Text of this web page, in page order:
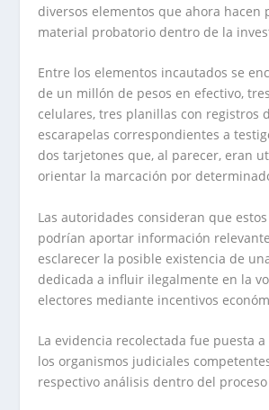
diversos elementos que ahora hacen
material probatorio dentro de la
Entre los elementos incautados se
de un millón de pesos en efectivo,
celulares, tres planillas con registros
escarapelas correspondientes a
dos tarjetones que, al parecer, eran
orientar la marcación por
Las autoridades consideran que
podrían aportar información
esclarecer la posible existencia de
dedicada a influir ilegalmente en la
electores mediante incentivos
La evidencia recolectada fue puesta
los organismos judiciales
respectivo análisis dentro del